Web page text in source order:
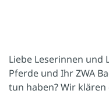
Liebe Leserinnen und
Pferde und Ihr ZWA
tun haben? Wir